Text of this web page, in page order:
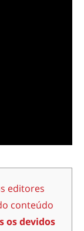
editores
conteúdo
os devidos